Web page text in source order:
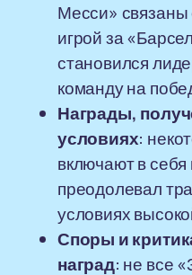
Месси»
игрой за
становился
команду на
Награды,
условиях:
включают в
преодолевал
условиях
Споры и
наград: не все